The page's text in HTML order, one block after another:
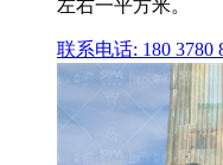
左右一平方米。
联系电话: 180 3780